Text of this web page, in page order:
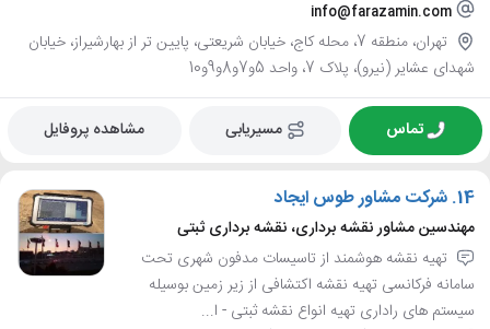
info@farazamin.com
تهران، منطقه 7، محله کاج، خیابان شریعتی، پایین تر از بهارشیراز، خیابان
شهدای عشایر (نیرو)، پلاک 7، واحد 5و7و8و9و10
تماس مسیریابی مشاهده پروفایل
14. شرکت مشاور طوس ایجاد
مهندسین مشاور نقشه برداری، نقشه برداری ثبتی
تهیه نقشه هوشمند از تاسیسات مدفون شهری تحت
سامانه فرکانسی تهیه نقشه اکتشافی از زیر زمین بوسیله
سیستم های راداری تهیه انواع نقشه ثبتی - ا...